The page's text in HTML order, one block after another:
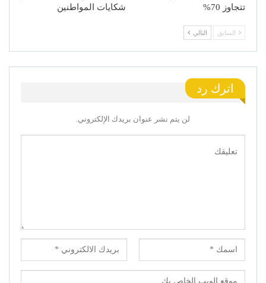
تتجاوز 70%
شكايات المواطنين
السابق التالي
اترك رد
لن يتم نشر عنوان بريدك الإلكتروني.